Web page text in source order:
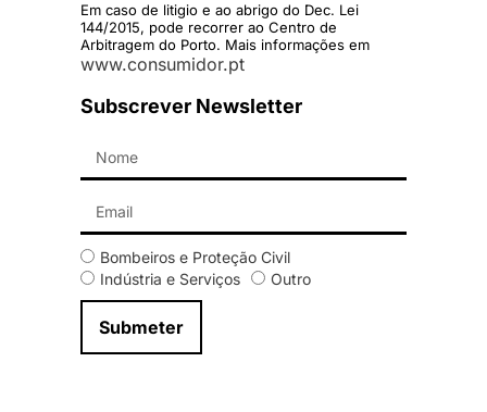
Em caso de litigio e ao abrigo do Dec. Lei
144/2015, pode recorrer ao Centro de
Arbitragem do Porto. Mais informações em
www.consumidor.pt
Subscrever Newsletter
Bombeiros e Proteção Civil
Indústria e Serviços
Outro
Submeter